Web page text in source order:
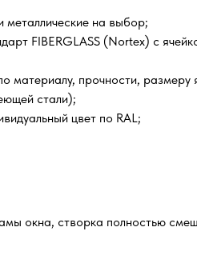
на выбор;
FIBERGLASS (Nortex) с
материалу, прочности,
стали);
цвет по RAL;
окна, створка полностью